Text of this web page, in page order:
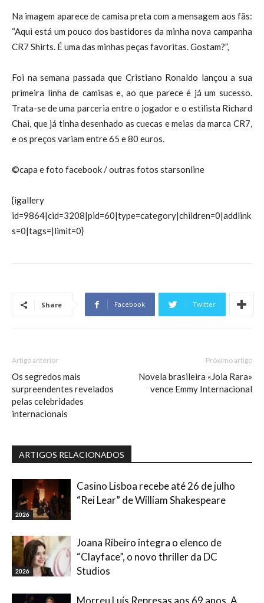
Na imagem aparece de camisa preta com a mensagem aos fãs:
“Aqui está um pouco dos bastidores da minha nova campanha
CR7 Shirts. É uma das minhas peças favoritas. Gostam?”,
Foi na semana passada que Cristiano Ronaldo lançou a sua
primeira linha de camisas e, ao que parece é já um sucesso.
Trata-se de uma parceria entre o jogador e o estilista Richard
Chai, que já tinha desenhado as cuecas e meias da marca CR7,
e os preços variam entre 65 e 80 euros.
©capa e foto facebook / outras fotos starsonline
{igallery
id=9864|cid=3208|pid=60|type=category|children=0|addlink
s=0|tags=|limit=0}
Share Facebook Twitter
Artigo anterior
Os segredos mais
surpreendentes revelados
pelas celebridades
internacionais
Próximo artigo
Novela brasileira «Joia Rara»
vence Emmy Internacional
ARTIGOS RELACIONADOS
2026
Casino Lisboa recebe até 26 de julho
“Rei Lear” de William Shakespeare
2026
Joana Ribeiro integra o elenco de
“Clayface”, o novo thriller da DC
Studios